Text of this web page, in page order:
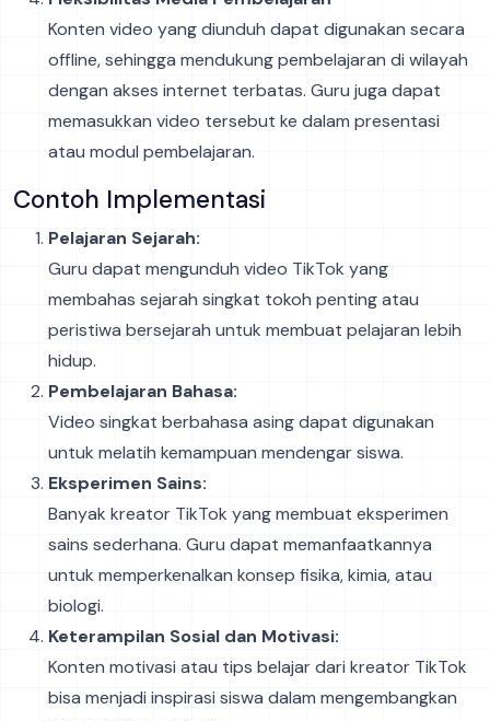
Konten video yang diunduh dapat digunakan secara
offline, sehingga mendukung pembelajaran di wilayah
dengan akses internet terbatas. Guru juga dapat
memasukkan video tersebut ke dalam presentasi
atau modul pembelajaran.
Contoh Implementasi
Pelajaran Sejarah:
Guru dapat mengunduh video TikTok yang
membahas sejarah singkat tokoh penting atau
peristiwa bersejarah untuk membuat pelajaran lebih
hidup.
Pembelajaran Bahasa:
Video singkat berbahasa asing dapat digunakan
untuk melatih kemampuan mendengar siswa.
Eksperimen Sains:
Banyak kreator TikTok yang membuat eksperimen
sains sederhana. Guru dapat memanfaatkannya
untuk memperkenalkan konsep fisika, kimia, atau
biologi.
Keterampilan Sosial dan Motivasi:
Konten motivasi atau tips belajar dari kreator TikTok
bisa menjadi inspirasi siswa dalam mengembangkan